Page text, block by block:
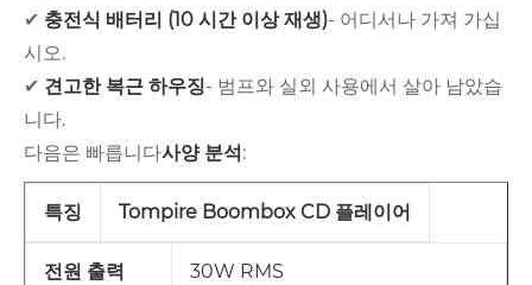
✔ 충전식 배터리 (10 시간 이상 재생)- 어디서나 가져 가십
시오.
✔ 견고한 복근 하우징- 범프와 실외 사용에서 살아 남았습
니다.
다음은 빠릅니다사양 분석:
특징 Tompire Boombox CD 플레이어
전원 출력 30W RMS